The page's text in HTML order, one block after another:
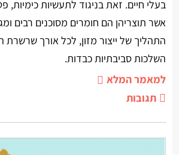
בעלי חיים. זאת בניגוד לתעשיות כימיות,
אשר תוצריהן הם חומרים מסוכנים רבים
התהליך של ייצור מזון, לכל אורך
השלכות סביבתיות כבדות.
למאמר המלא
תגובות